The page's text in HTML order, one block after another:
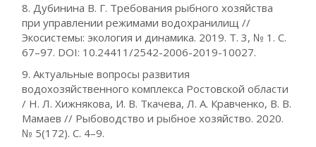
8. Дубинина В. Г. Требования рыбного хозяйства
при управлении режимами водохранилищ //
Экосистемы: экология и динамика. 2019. Т. 3, № 1. С.
67–97. DOI: 10.24411/2542-2006-2019-10027.
9. Актуальные вопросы развития
водохозяйственного комплекса Ростовской области
/ Н. Л. Хижнякова, И. В. Ткачева, Л. А. Кравченко, В. В.
Мамаев // Рыбоводство и рыбное хозяйство. 2020.
№ 5(172). С. 4–9.